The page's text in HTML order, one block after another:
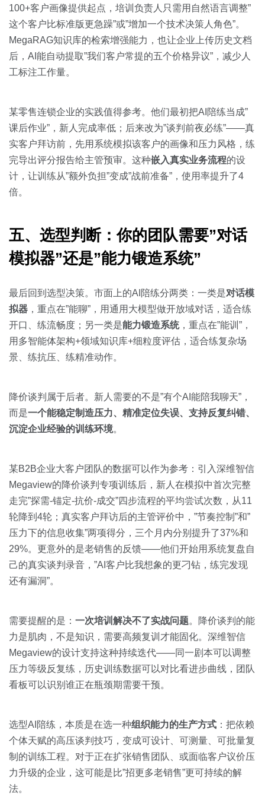
100+客户画像提供起点，培训负责人只需用自然语言调整”
这个客户比标准版更急躁”或”增加一个技术决策人角色”。
MegaRAG知识库的检索增强能力，也让企业上传历史文档
后，AI能自动提取”我们客户常提的五个价格异议”，减少人
工标注工作量。
某零售连锁企业的实践值得参考。他们最初把AI陪练当成”
课后作业”，新人完成率低；后来改为”谈判前夜必练”——真
实客户拜访前，先用系统模拟该客户的画像和压力风格，练
完导出评分报告给主管预审。这种嵌入真实业务流程的设
计，让训练从”额外负担”变成”战前准备”，使用率提升了4
倍。
五、选型判断：你的团队需要”对话
模拟器”还是”能力锻造系统”
最后回到选型决策。市面上的AI陪练分两类：一类是对话模
拟器 ，重点在”能聊”，用通用大模型做开放域对话，适合练
开口、练流畅度；另一类是能力锻造系统，重点在”能训”，
用多智能体架构+领域知识库+细粒度评估，适合练复杂场
景、练抗压、练精准动作。
降价谈判属于后者。新人需要的不是”有个AI能陪我聊天”，
而是一个能稳定制造压力、精准定位失误、支持反复纠错、
沉淀企业经验的训练环境。
某B2B企业大客户团队的数据可以作为参考：引入深维智信
Megaview的降价谈判专项训练后，新人在模拟中首次完整
走完”探需-锚定-抗价-成交”四步流程的平均尝试次数，从11
轮降到4轮；真实客户拜访后的主管评价中，”节奏控制”和”
压力下的信息收集”两项得分，三个月内分别提升了37%和
29%。更意外的是老销售的反馈——他们开始用系统复盘自
己的真实谈判录音，”AI客户比我想象的更刁钻，练完发现
还有漏洞”。
需要提醒的是： 一次培训解决不了实战问题。降价谈判的能
力是肌肉，不是知识，需要高频复训才能固化。深维智信
Megaview的设计支持这种持续迭代——同一剧本可以调整
压力等级反复练，历史训练数据可以对比看进步曲线，团队
看板可以识别谁正在瓶颈期需要干预。
选型AI陪练，本质是在选一种组织能力的生产方式 ：把依赖
个体天赋的高压谈判技巧，变成可设计、可测量、可批量复
制的训练工程。对于正在扩张销售团队、或面临客户议价压
力升级的企业，这可能是比”招更多老销售”更可持续的解
法。